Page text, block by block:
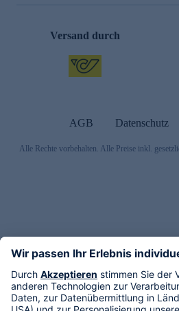
Versand durch
AGB Datenschutz
Alle Rechte vorbehalten. Alle Preise inkl.